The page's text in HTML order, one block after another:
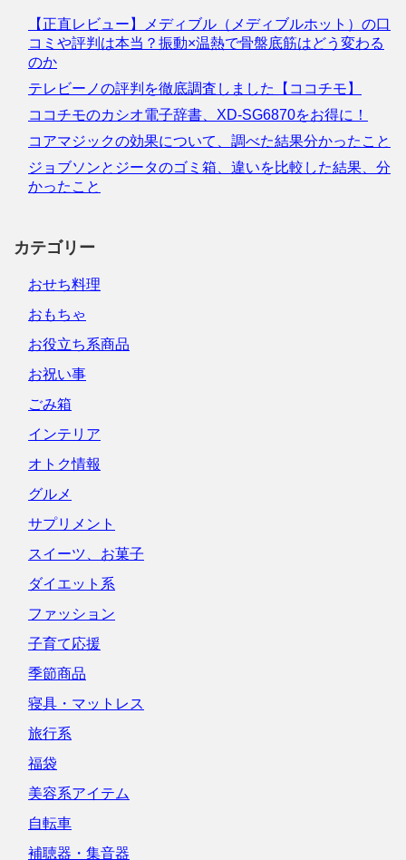
【正直レビュー】メディブル（メディブルホット）の口
コミや評判は本当？振動×温熱で骨盤底筋はどう変わる
のか
テレビーノの評判を徹底調査しました【ココチモ】
ココチモのカシオ電子辞書、XD-SG6870をお得に！
コアマジックの効果について、調べた結果分かったこと
ジョブソンとジータのゴミ箱、違いを比較した結果、分
かったこと
カテゴリー
おせち料理
おもちゃ
お役立ち系商品
お祝い事
ごみ箱
インテリア
オトク情報
グルメ
サプリメント
スイーツ、お菓子
ダイエット系
ファッション
子育て応援
季節商品
寝具・マットレス
旅行系
福袋
美容系アイテム
自転車
補聴器・集音器